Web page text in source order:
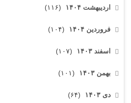
اردیبهشت ۱۴۰۴ (۱۱۶)
فروردین ۱۴۰۴ (۱۰۴)
اسفند ۱۴۰۳ (۱۰۷)
بهمن ۱۴۰۳ (۱۰۱)
دی ۱۴۰۳ (۶۴)